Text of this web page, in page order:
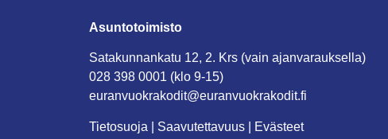
Asuntotoimisto
Satakunnankatu 12, 2. Krs (vain ajanvarauksella)
028 398 0001 (klo 9-15)
euranvuokrakodit@euranvuokrakodit.fi
Tietosuoja Saavutettavuus Evästeet